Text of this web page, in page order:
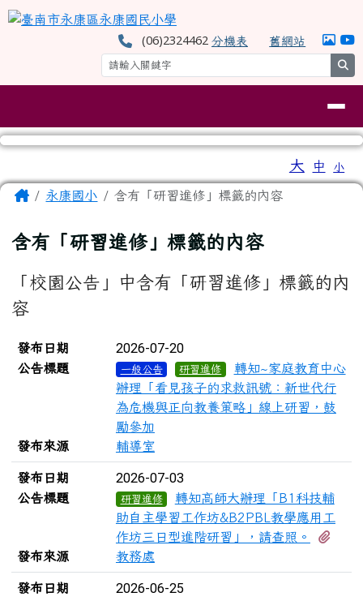
跳至主內容區
臺南市永康區永康國民小學
(06)2324462分機表 舊網站
⏸
大 中 小
主內容區域
Home永康國小 含有「研習進修」標籤的內容
含有「研習進修」標籤的內容
「校園公告」中含有「研習進修」標籤的內
容
新聞列表
發布日期 2026-07-20
公告標題 一般公告 研習進修
轉知~家庭教育中心
辦理「看見孩子的求救訊號：新世代行
為危機與正向教養策略」線上研習，鼓
勵參加
發布來源
輔導室
發布日期 2026-07-03
公告標題 研習進修
轉知高師大辦理「B1科技輔
助自主學習工作坊&B2PBL教學應用工
作坊三日型進階研習」，請查照。
發布來源
教務處
發布日期 2026-06-25
頁尾區域